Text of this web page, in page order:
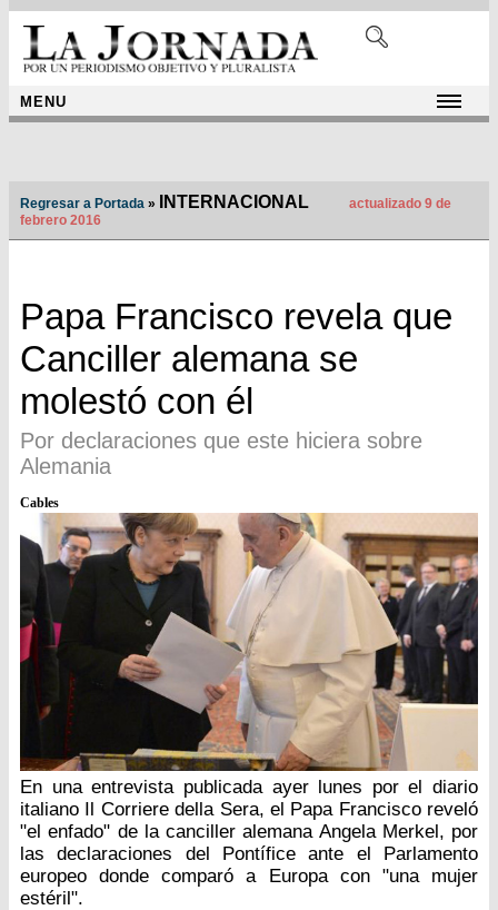
MENU
Regresar a Portada » INTERNACIONAL
actualizado 9 de
febrero 2016
Papa Francisco revela que
Canciller alemana se
molestó con él
Por declaraciones que este hiciera sobre
Alemania
Cables
En una entrevista publicada ayer lunes por el diario
italiano Il Corriere della Sera, el Papa Francisco reveló
"el enfado" de la canciller alemana Angela Merkel, por
las declaraciones del Pontífice ante el Parlamento
europeo donde comparó a Europa con "una mujer
estéril".